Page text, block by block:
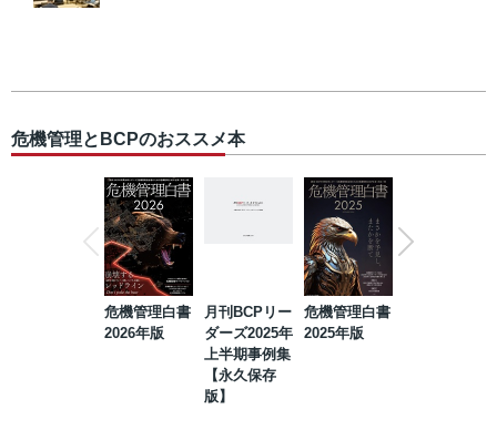
危機管理とBCPのおススメ本
危機管理白書
2026年版
月刊BCPリー
ダーズ2025年
上半期事例集
【永久保存
版】
危機管理白書
2025年版